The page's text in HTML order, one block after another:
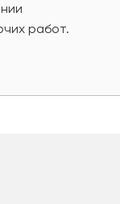
работ.